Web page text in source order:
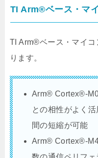
TI Arm®ベース・マ
TI Arm®ベース・マイ
ります。
Arm® Cortex®-
との相性がよく
間の短縮が可能
Arm® Cortex®-